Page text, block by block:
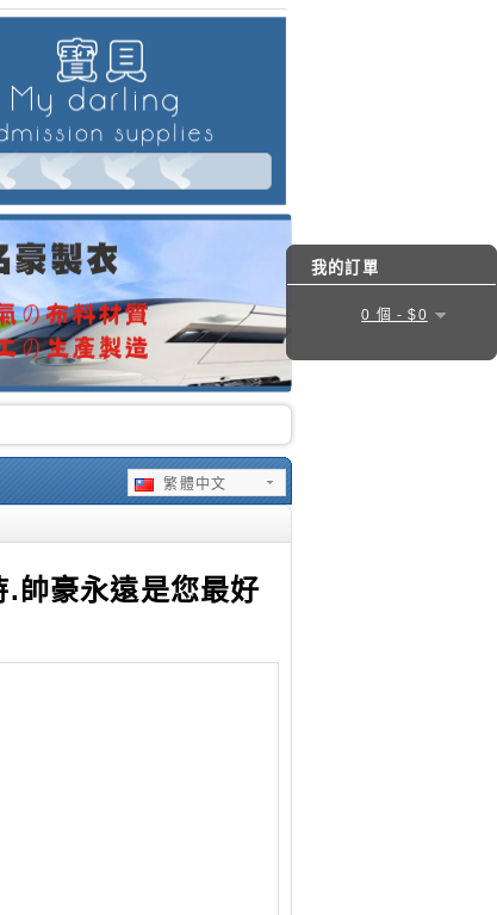
繁體中文
我的訂單
0 個 - $0
帥豪永遠是您最好